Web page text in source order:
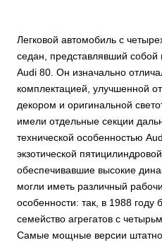
Легковой автомобиль с
седан, представлявший
Audi 80. Он изначально
комплектацией, улучшенной
декором и оригинальной
имели отдельные секции
технической особенностью
экзотической
обеспечивавшие высокие
могли иметь различный
особенности: так, в 1988 году
семейство агрегатов с
Самые мощные версии